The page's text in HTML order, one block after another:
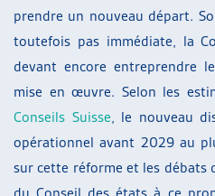
prendre un nouveau départ.
toutefois pas immédiate, la
devant encore entreprendre
mise en œuvre. Selon les
Conseils Suisse , le nouveau
opérationnel avant 2029 au
sur cette réforme et les débats